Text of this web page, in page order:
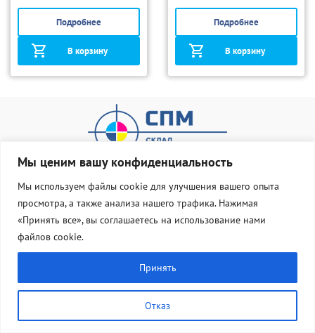
Мы ценим вашу конфиденциальность
Мы используем файлы cookie для улучшения вашего опыта
просмотра, а также анализа нашего трафика. Нажимая
«Принять все», вы соглашаетесь на использование нами
файлов cookie.
Отказ
Принять
Подробнее
В корзину
Подробнее
В корзину
О нас
Оплата и доставка
Статус Груза
Контакты
заказать звонок
Политика конфиденциальности